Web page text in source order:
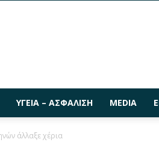
ΥΓΕΊΑ – ΑΣΦΆΛΙΣΗ MEDIA
άλλαξε χέρια